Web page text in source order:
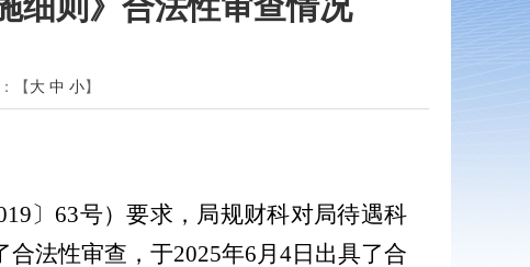
【大 中 小】
〕63号）要求，局规财科对局待遇科
合法性审查，于2025年6月4日出具了合